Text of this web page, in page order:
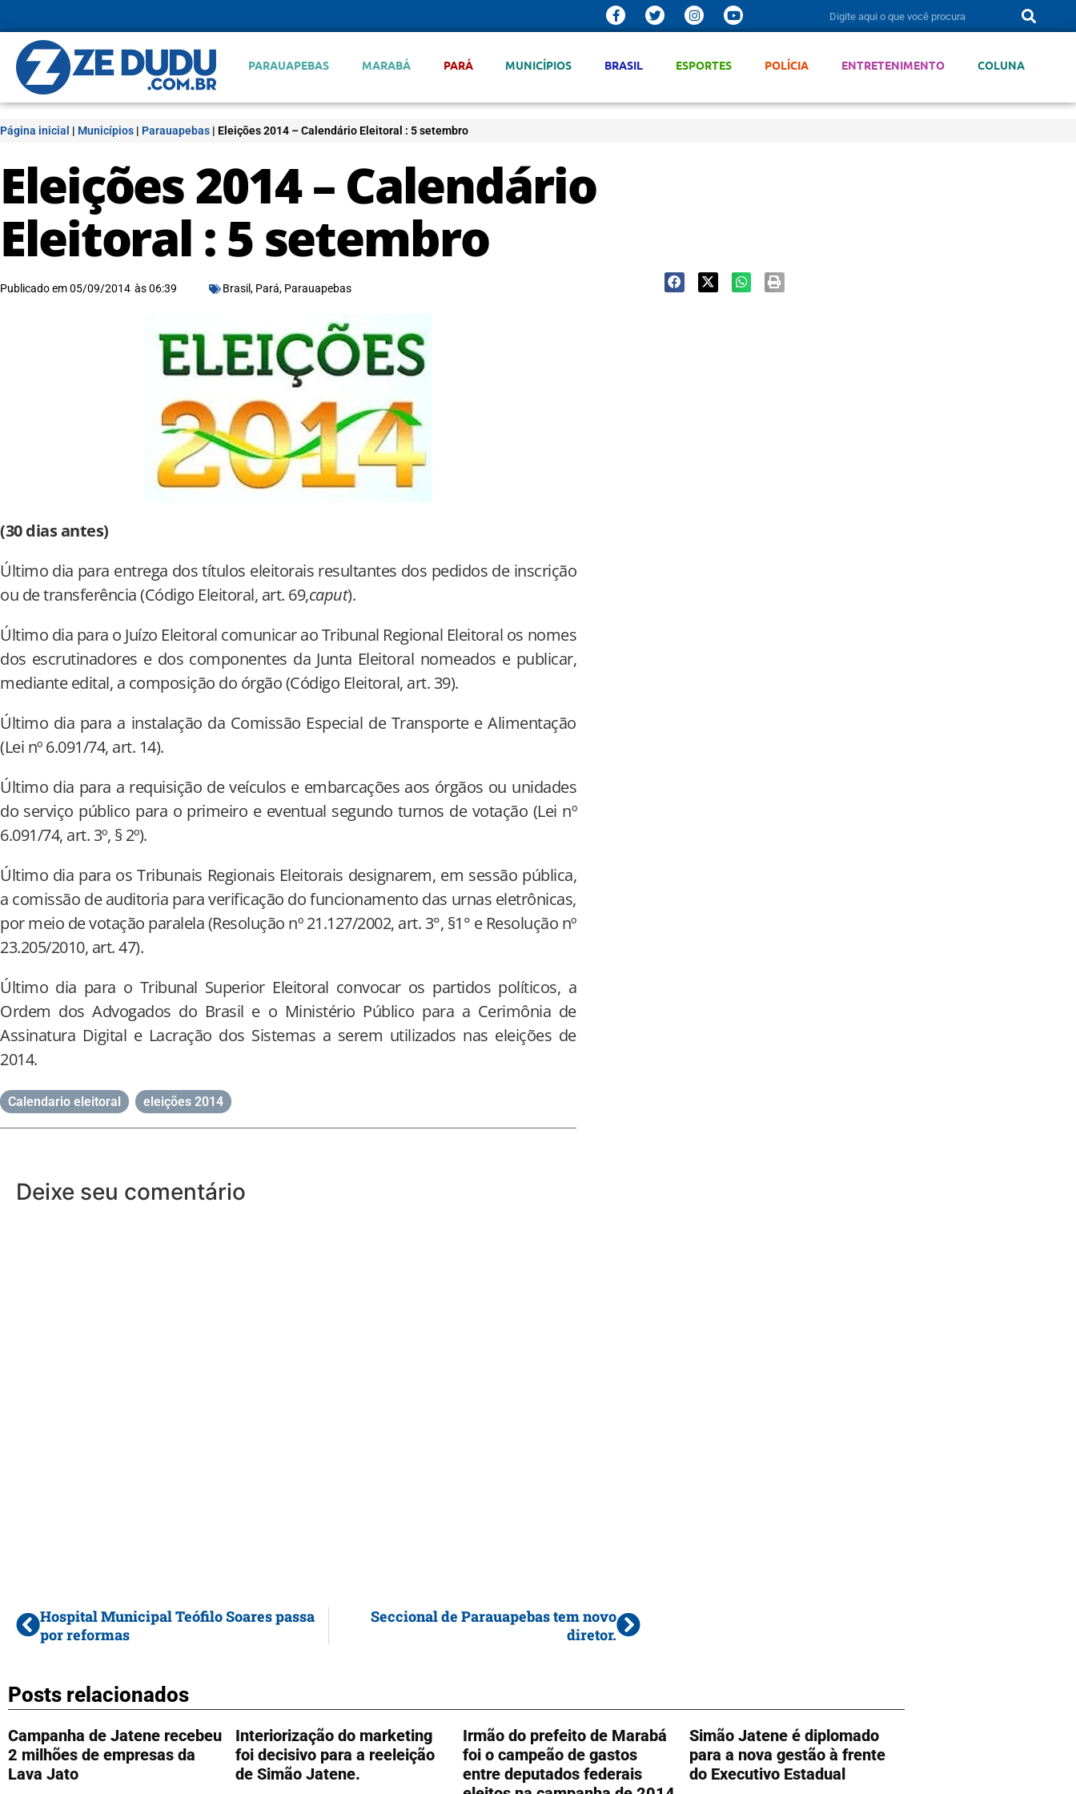
PARAUAPEBAS MARABÁ PARÁ MUNICÍPIOS BRASIL ESPORTES POLÍCIA ENTRETENIMENTO COLUNA
Página inicial | Municípios | Parauapebas | Eleições 2014 – Calendário Eleitoral : 5 setembro
Eleições 2014 – Calendário
Eleitoral : 5 setembro
Publicado em05/09/2014 às06:39 Brasil, Pará, Parauapebas
(30 dias antes)
Último dia para entrega dos títulos eleitorais resultantes dos pedidos de inscrição
ou de transferência (Código Eleitoral, art. 69,caput).
Último dia para o Juízo Eleitoral comunicar ao Tribunal Regional Eleitoral os nomes
dos escrutinadores e dos componentes da Junta Eleitoral nomeados e publicar,
mediante edital, a composição do órgão (Código Eleitoral, art. 39).
Último dia para a instalação da Comissão Especial de Transporte e Alimentação
(Lei nº 6.091/74, art. 14).
Último dia para a requisição de veículos e embarcações aos órgãos ou unidades
do serviço público para o primeiro e eventual segundo turnos de votação (Lei nº
6.091/74, art. 3º, § 2º).
Último dia para os Tribunais Regionais Eleitorais designarem, em sessão pública,
a comissão de auditoria para verificação do funcionamento das urnas eletrônicas,
por meio de votação paralela (Resolução nº 21.127/2002, art. 3°, §1° e Resolução nº
23.205/2010, art. 47).
Último dia para o Tribunal Superior Eleitoral convocar os partidos políticos, a
Ordem dos Advogados do Brasil e o Ministério Público para a Cerimônia de
Assinatura Digital e Lacração dos Sistemas a serem utilizados nas eleições de
2014.
Calendario eleitoral eleições 2014
Deixe seu comentário
Hospital Municipal Teófilo Soares passa
por reformas
Seccional de Parauapebas tem novo
diretor.
Posts relacionados
Campanha de Jatene recebeu
2 milhões de empresas da
Lava Jato
Interiorização do marketing
foi decisivo para a reeleição
de Simão Jatene.
Irmão do prefeito de Marabá
foi o campeão de gastos
entre deputados federais
Simão Jatene é diplomado
para a nova gestão à frente
do Executivo Estadual